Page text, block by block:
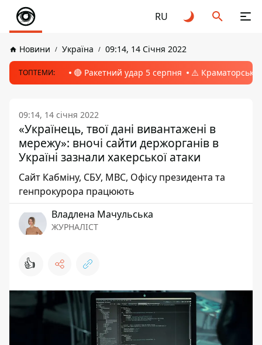
RU
Новини Україна 09:14, 14 Січня 2022
ТОПТЕМИ: 🔴 Ракетний удар 5 серпня ⚠️ Краматорськ,
09:14, 14 січня 2022
«Українець, твої дані вивантажені в
мережу»: вночі сайти держорганів в
Україні зазнали хакерської атаки
Сайт Кабміну, СБУ, МВС, Офісу президента та
генпрокурора працюють
Владлена Мачульська
ЖУРНАЛІСТ
👍